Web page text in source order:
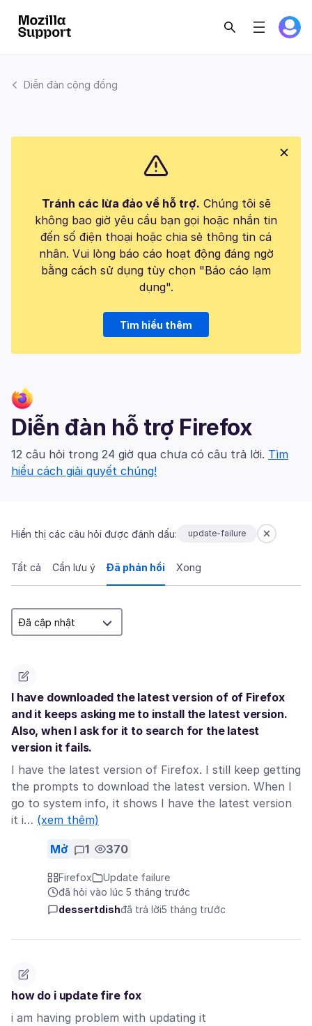
Diễn đàn cộng đồng
Tránh các lừa đảo về hỗ trợ. Chúng tôi sẽ
không bao giờ yêu cầu bạn gọi hoặc nhắn tin
đến số điện thoại hoặc chia sẻ thông tin cá
nhân. Vui lòng báo cáo hoạt động đáng ngờ
bằng cách sử dụng tùy chọn "Báo cáo lạm
dụng".
Tìm hiểu thêm
Diễn đàn hỗ trợ Firefox
12 câu hỏi trong 24 giờ qua chưa có câu trả lời. Tìm
hiểu cách giải quyết chúng!
Hiển thị các câu hỏi được đánh dấu: update-failure
Tất cả Cần lưu ý Đã phản hồi Xong
I have downloaded the latest version of of Firefox
and it keeps asking me to install the latest version.
Also, when I ask for it to search for the latest
version it fails.
I have the latest version of Firefox. I still keep getting
the prompts to download the latest version. When I
go to system info, it shows I have the latest version
it i… (xem thêm)
Mở 1 370
Firefox
Update failure
đã hỏi vào lúc 5 tháng trước
dessertdishđã trả lời5 tháng trước
how do i update fire fox
i am having problem with updating it